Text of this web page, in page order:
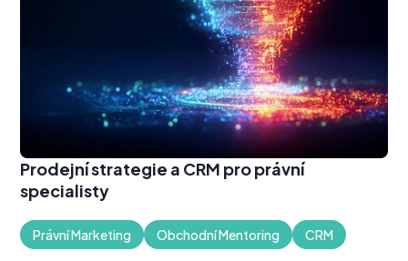
Prodejní strategie a CRM pro právní
specialisty
Právní Marketing Obchodní Mentoring CRM